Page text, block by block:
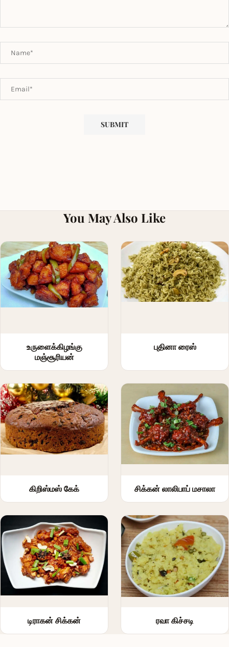
You May Also Like
உருளைக்கிழங்கு
மஞ்சூரியன்
புதினா ரைஸ்
கிறிஸ்மஸ் கேக் சிக்கன் லாலிபாப் மசாலா
டிராகன் சிக்கன் ரவா கிச்சடி